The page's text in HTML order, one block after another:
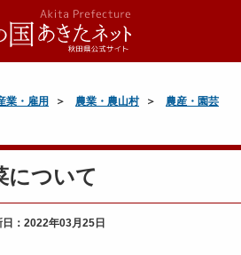
業・雇用 農業・農山村
農産・園芸
について
： 2022年03月25日